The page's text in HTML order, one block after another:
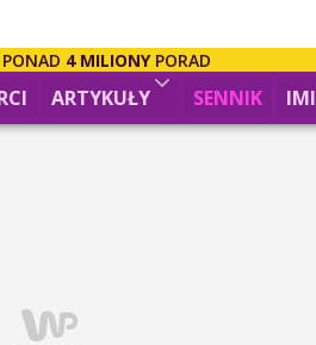
4 MILIONYPORAD
ARTYKUŁY SENNIK